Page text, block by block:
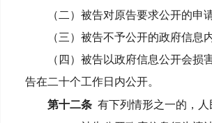
（二）被告对原告要求公开的申请
（三）被告不予公开的政府信息内
（四）被告以政府信息公开会损害
告在二十个工作日内公开。
第十二条 有下列情形之一的，